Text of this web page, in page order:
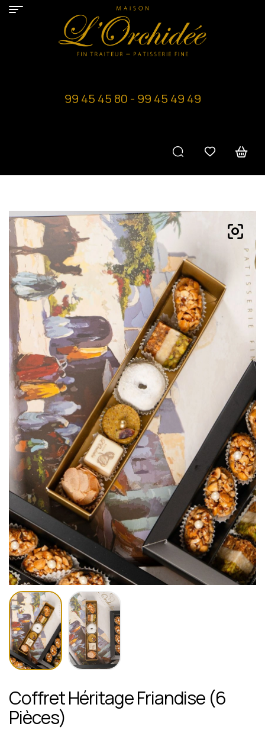
99 45 45 80 - 99 45 49 49
Coffret Héritage Friandise (6
Pièces)